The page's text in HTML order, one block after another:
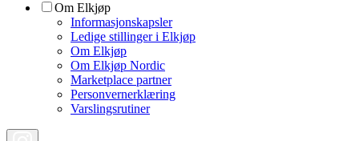
Om Elkjøp
Informasjonskapsler
Ledige stillinger i Elkjøp
Om Elkjøp
Om Elkjøp Nordic
Marketplace partner
Personvernerklæring
Varslingsrutiner